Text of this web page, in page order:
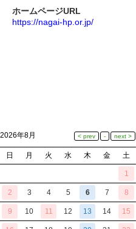
ホームページURL
https://nagai-hp.or.jp/
2026年8月
日 月 火 水 木 金 土
1
2 3 4 5 6 7 8
9 10 11 12 13 14 15